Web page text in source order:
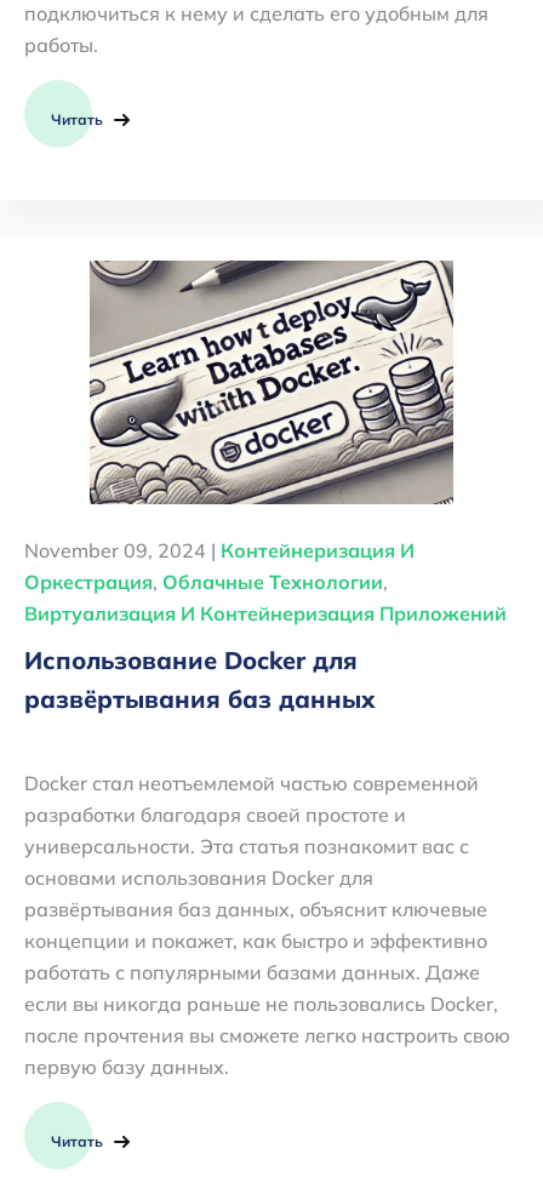
подключиться к нему и сделать его удобным для
работы.
Читать
November 09, 2024 | Контейнеризация И
Оркестрация, Облачные Технологии,
Виртуализация И Контейнеризация Приложений
Использование Docker для
развёртывания баз данных
Docker стал неотъемлемой частью современной
разработки благодаря своей простоте и
универсальности. Эта статья познакомит вас с
основами использования Docker для
развёртывания баз данных, объяснит ключевые
концепции и покажет, как быстро и эффективно
работать с популярными базами данных. Даже
если вы никогда раньше не пользовались Docker,
после прочтения вы сможете легко настроить свою
первую базу данных.
Читать